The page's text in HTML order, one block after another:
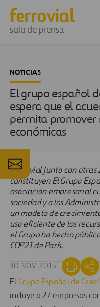
sala de prensa
NOTICIAS
El grupo español
espera que el
permita promover
económicas
Ferrovial junto con otras
constituyen El Grupo
asociación empresarial
sociedad y a las
un modelo de
uso eficiente de los
el Grupo ha hecho
COP21 de París.
30 NOV 2015
El Grupo Español de
incluye a 27 empresas